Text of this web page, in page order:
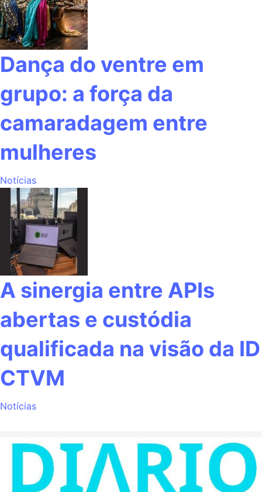
Dança do ventre em
grupo: a força da
camaradagem entre
mulheres
Notícias
A sinergia entre APIs
abertas e custódia
qualificada na visão da ID
CTVM
Notícias